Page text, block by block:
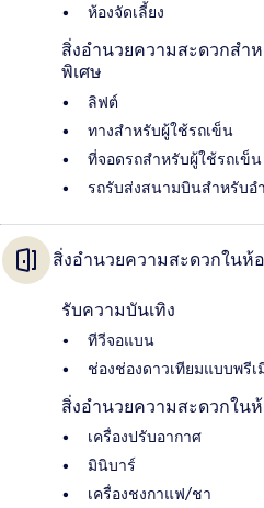
ห้องจัดเลี้ยง
สิ่งอำนวยความสะดวกสำ
พิเศษ
ลิฟต์
ทางสำหรับผู้ใช้รถเข็น
ที่จอดรถสำหรับผู้ใช้รถเข็น
รถรับส่งสนามบินสำหรับอ
สิ่งอำนวยความสะดวกในห้
รับความบันเทิง
ทีวีจอแบน
ช่องช่องดาวเทียมแบบพรีเ
สิ่งอำนวยความสะดวกใน
เครื่องปรับอากาศ
มินิบาร์
เครื่องชงกาแฟ/ชา